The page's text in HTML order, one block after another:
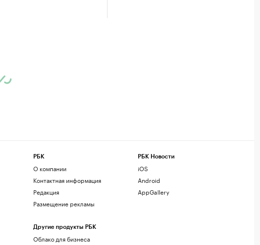
РБК
О компании
Контактная информация
Редакция
Размещение рекламы
Другие продукты РБК
Облако для бизнеса
РБК Новости
iOS
Android
AppGallery